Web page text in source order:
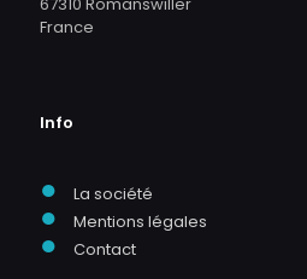
France
Info
● La société
● Mentions légales
● Contact